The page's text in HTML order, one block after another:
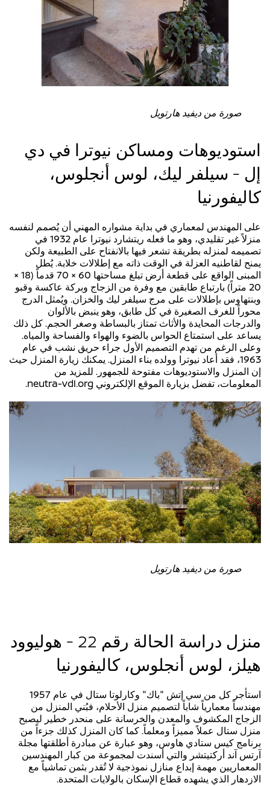
صورة من ديفيد هارتويل
استوديوهات ومساكن نيوترا في دي
إل - سيلفر ليك، لوس أنجلوس،
كاليفورنيا
على المهندس لمعماري في بداية مشواره المهني أن يُصمم لنفسه
منزلاً غير تقليدي، وهو ما فعله ريتشارد نيوترا عام 1932 في
تصميمه لمنزله بطريقة تشعر فيها بالانفتاح على الطبيعة ولكن
يمنح لقاطنيه العزلة في الوقت ذاته مع إطلالات خلابة. يُطل
المبنى الواقع على قطعة أرض تبلغ مساحتها 60 × 70 قدماً (18 ×
20 متراً) بارتباع طابقين مع وفرة من الزجاج وبركة عاكسة وقبو
وبنتهاوس بإطلالات على مرج سيلفر ليك والخزان. ويُمثل الدرج
محوراً للغرف الصغيرة في كل طابق، وهو ينبض بالألوان
والدرجات المحايدة والأثاث تمتاز بالبساطة وصغر الحجم. كل ذلك
يساعد على استمتاع الحواس بالضوء والهواء والفساحة والمياه.
وعلى الرغم من تهدم التصميم الأول جراء حريق نشب في عام
1963، فقد أعاد نيوترا وولده بناء المنزل. يمكنك زيارة المنزل حيث
إن المنزل والاستوديوهات مفتوحة للجمهور. للمزيد من
المعلومات، تفضل بزيارة الموقع الإلكتروني neutra-vdl.org.
صورة من ديفيد هارتويل
منزل دراسة الحالة رقم 22 - هوليوود
هيلز، لوس أنجلوس، كاليفورنيا
استأجر كل من سي إتش "باك" وكارلوتا ستال في عام 1957
مهندساً معمارياً شاباً لتصميم منزل الأحلام، فبُني المنزل من
الزجاج المكشوف والمعدن والخرسانة على منحدر خطير ليصبح
منزل ستال عملاً مميزاً ومعلماً. كما كان المنزل كذلك جزءاً من
برنامج كيس ستادي هاوس، وهو عبارة عن مبادرة أطلقتها مجلة
آرتس آند أركتيتشر والتي أسندت لمجموعة من كبار المهندسين
المعماريين مهمة إبداع منازل نموذجية لا تُقدر بثمن تماشياً مع
الازدهار الذي يشهده قطاع الإسكان بالولايات المتحدة.